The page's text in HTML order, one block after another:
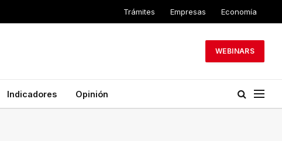
Trámites Empresas Economía
WEBINARS
Indicadores Opinión